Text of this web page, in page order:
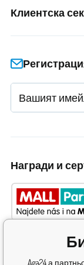
Клиентска
Награди и
Aga24 а